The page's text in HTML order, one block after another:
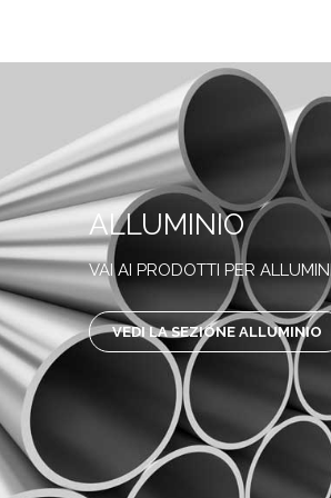
ALLUMINIO
VAI AI PRODOTTI PER
VEDI LA SEZIONE ALLUMINIO